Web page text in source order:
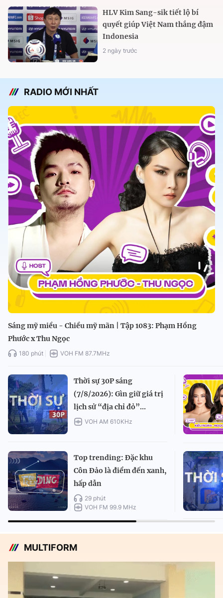
HLV Kim Sang-sik tiết lộ bí
quyết giúp Việt Nam thắng đậm
Indonesia
2 ngày trước
RADIO MỚI NHẤT
Sáng mỹ miều - Chiều mỹ mãn | Tập 1083: Phạm Hồng
Phước x Thu Ngọc
180 phút VOH FM 87.7MHz
Thời sự 30P sáng
(7/8/2026): Gìn giữ giá trị
lịch sử “địa chỉ đỏ”...
VOH AM 610KHz
Top trending: Đặc khu
Côn Đảo là điểm đến xanh,
hấp dẫn
29 phút
VOH FM 99.9 MHz
MULTIFORM